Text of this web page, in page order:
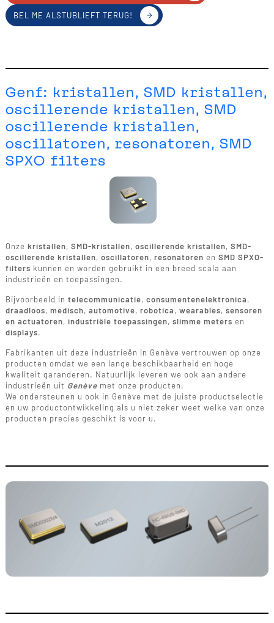
BEL ME ALSTUBLIEFT TERUG!
Genf: kristallen, SMD kristallen,
oscillerende kristallen, SMD
oscillerende kristallen,
oscillatoren, resonatoren, SMD
SPXO filters
Onze kristallen, SMD-kristallen, oscillerende kristallen, SMD-
oscillerende kristallen, oscillatoren, resonatoren en SMD SPXO-
filters kunnen en worden gebruikt in een breed scala aan
industrieën en toepassingen.
Bijvoorbeeld in telecommunicatie, consumentenelektronica,
draadloos, medisch, automotive, robotica, wearables, sensoren
en actuatoren, industriële toepassingen, slimme meters en
displays.
Fabrikanten uit deze industrieën in Genève vertrouwen op onze
producten omdat we een lange beschikbaarheid en hoge
kwaliteit garanderen. Natuurlijk leveren we ook aan andere
industrieën uit Genève met onze producten.
We ondersteunen u ook in Genève met de juiste productselectie
en uw productontwikkeling als u niet zeker weet welke van onze
producten precies geschikt is voor u.